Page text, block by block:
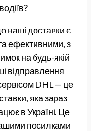
наші доставки є
ефективними, з
на будь-якій
відправлення
DHL — це
яка зараз
в Україні. Це
посилками